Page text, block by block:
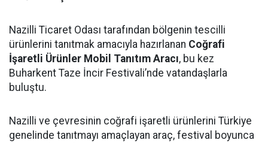
Nazilli Ticaret Odası tarafından bölgenin tescilli
ürünlerini tanıtmak amacıyla hazırlanan Coğrafi
İşaretli Ürünler Mobil Tanıtım Aracı, bu kez
Buharkent Taze İncir Festivali’nde vatandaşlarla
buluştu.
Nazilli ve çevresinin coğrafi işaretli ürünlerini Türkiye
genelinde tanıtmayı amaçlayan araç, festival boyunca